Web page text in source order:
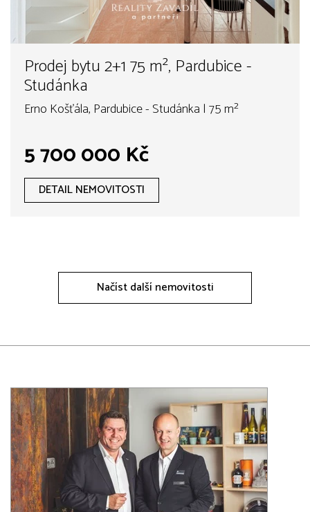
Prodej bytu 2+1 75 m², Pardubice -
Studánka
Erno Košťála, Pardubice - Studánka | 75 m²
5 700 000 Kč
DETAIL NEMOVITOSTI
Načíst další nemovitosti